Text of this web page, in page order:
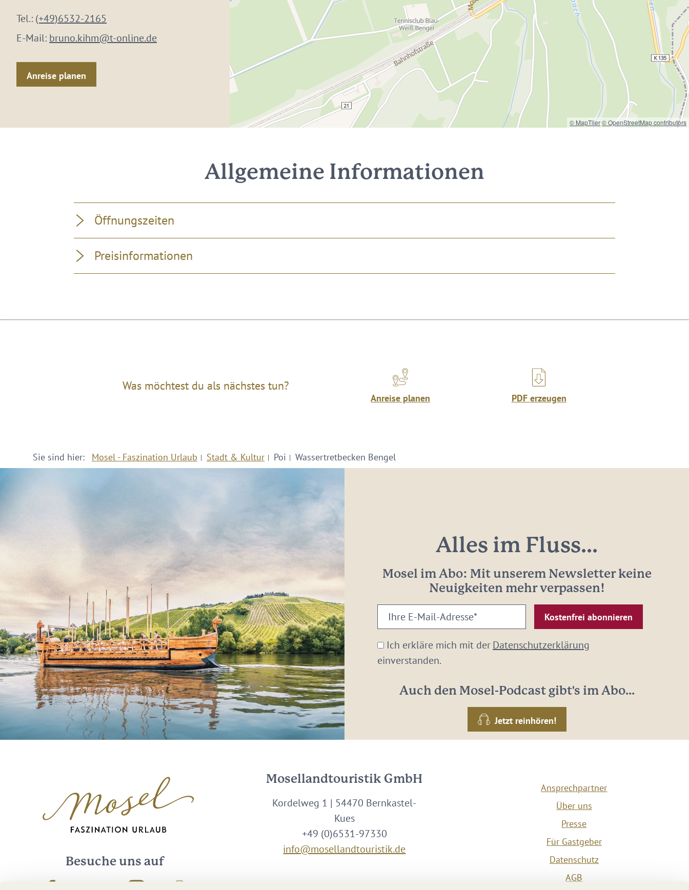
Tel.: (+49)6532-2165
E-Mail: bruno.kihm@t-online.de
Anreise planen
© MapTiler© OpenStreetMap contributors
Allgemeine Informationen
Öffnungszeiten
Preisinformationen
Was möchtest du als nächstes tun?
Anreise planen PDF erzeugen
Sie sind hier: Mosel - Faszination Urlaub Stadt & Kultur Poi Wassertretbecken Bengel
Alles im Fluss...
Mosel im Abo: Mit unserem Newsletter keine
Neuigkeiten mehr verpassen!
Ihre
E-
Mail-
Adresse:
Ich erkläre mich mit derDatenschutzerklärung
einverstanden.
Auch den Mosel-Podcast gibt's im Abo...
Jetzt reinhören!
Besuche uns auf
Mosellandtouristik GmbH
Kordelweg 1 | 54470 Bernkastel-
Kues
+49 (0)6531-97330
info@mosellandtouristik.de
Ansprechpartner
Über uns
Presse
Für Gastgeber
Datenschutz
AGB